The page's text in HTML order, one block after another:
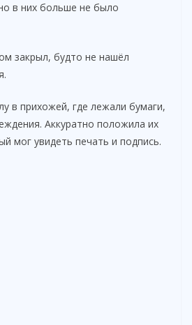
в них больше не было
закрыл, будто не нашёл
в прихожей, где лежали бумаги,
Аккуратно положила их
мог увидеть печать и подпись.